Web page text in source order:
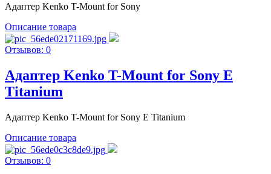
Адаптер Kenko T-Mount for Sony
Описание товара
Отзывов: 0
Адаптер Kenko T-Mount for Sony E
Titanium
Адаптер Kenko T-Mount for Sony E Titanium
Описание товара
Отзывов: 0